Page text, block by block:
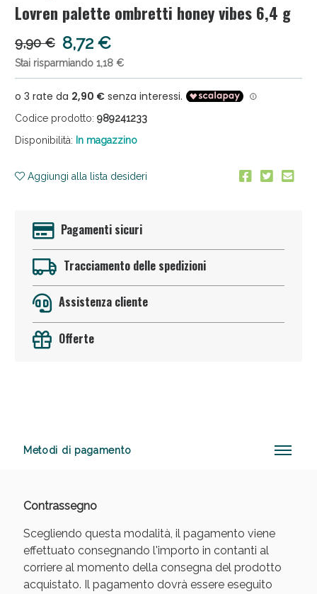
Lovren palette ombretti honey vibes 6,4 g
9,90 € 8,72 €
Stai risparmiando 1,18 €
Codice prodotto: 989241233
Disponibilità: In magazzino
Aggiungi alla lista desideri
Pagamenti sicuri
Tracciamento delle spedizioni
Assistenza cliente
Offerte
Metodi di pagamento
Contrassegno
Scegliendo questa modalità, il pagamento viene
effettuato consegnando l'importo in contanti al
corriere al momento della consegna del prodotto
acquistato. Il pagamento dovrà essere eseguito